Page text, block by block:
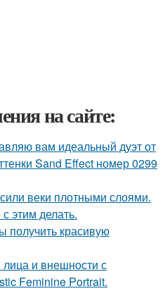
на сайте:
вам идеальный дуэт от
Sand Effect номер 0299
веки плотными слоями.
этим делать.
получить красивую
и внешности с
Feminine Portrait.